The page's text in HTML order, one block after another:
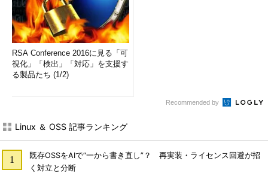
RSA Conference 2016に見る「可
視化」「検出」「対応」を支援す
る製品たち (1/2)
Recommended by
Linux ＆ OSS 記事ランキング
既存OSSをAIで“一から書き直し”？ 再実装・ライセンス回避が招
く対立と分断